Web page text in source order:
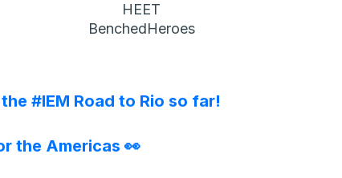
HEET
BenchedHeroes
#IEM Road to Rio so far!
the Americas 👀